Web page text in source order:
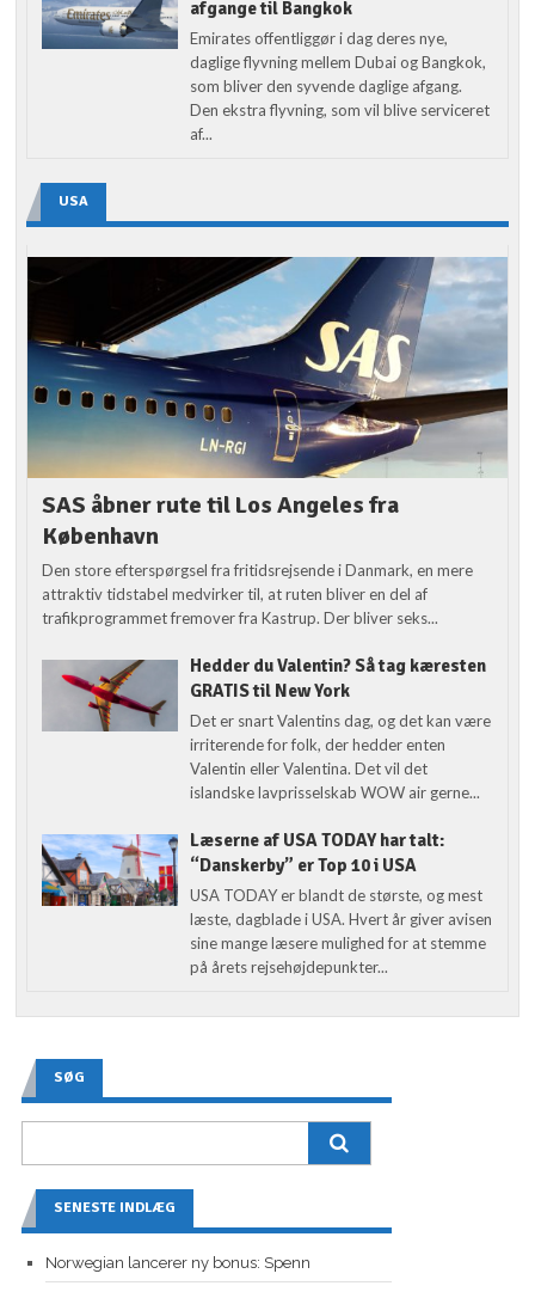
afgange til Bangkok
Emirates offentliggør i dag deres nye,
daglige flyvning mellem Dubai og Bangkok,
som bliver den syvende daglige afgang.
Den ekstra flyvning, som vil blive serviceret
af...
USA
SAS åbner rute til Los Angeles fra
København
Den store efterspørgsel fra fritidsrejsende i Danmark, en mere
attraktiv tidstabel medvirker til, at ruten bliver en del af
trafikprogrammet fremover fra Kastrup. Der bliver seks...
Hedder du Valentin? Så tag kæresten
GRATIS til New York
Det er snart Valentins dag, og det kan være
irriterende for folk, der hedder enten
Valentin eller Valentina. Det vil det
islandske lavprisselskab WOW air gerne...
Læserne af USA TODAY har talt:
“Danskerby” er Top 10 i USA
USA TODAY er blandt de største, og mest
læste, dagblade i USA. Hvert år giver avisen
sine mange læsere mulighed for at stemme
på årets rejsehøjdepunkter...
SØG
SENESTE INDLÆG
Norwegian lancerer ny bonus: Spenn